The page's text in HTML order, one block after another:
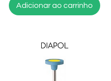
Adicionar ao carrinho